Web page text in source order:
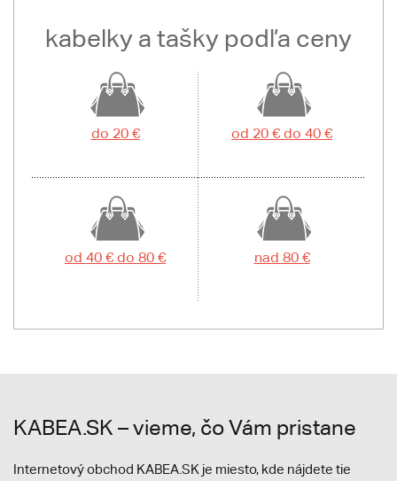
kabelky a tašky podľa ceny
do 20 € od 20 € do 40 €
od 40 € do 80 € nad 80 €
KABEA.SK – vieme, čo Vám pristane
Internetový obchod KABEA.SK je miesto, kde nájdete tie